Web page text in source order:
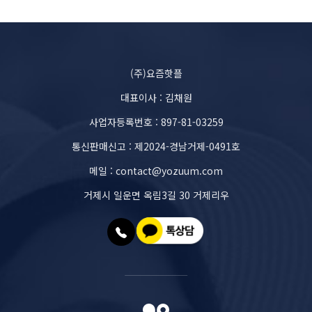
(주)요즘핫플
대표이사 : 김채원
사업자등록번호 : 897-81-03259
통신판매신고 : 제2024-경남거제-0491호
메일 : contact@yozuum.com
거제시 일운면 옥림3길 30 거제리우